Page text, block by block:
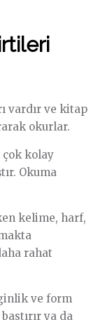
vardır ve kitap
okurlar.
çok kolay
Okuma
kelime, harf,
rahat
ve form
ya da